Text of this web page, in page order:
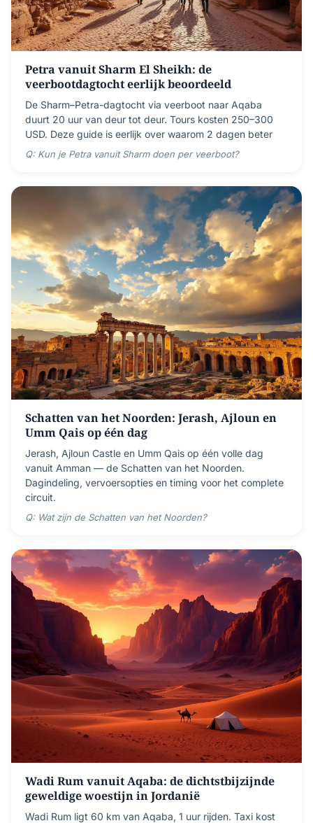
Petra vanuit Sharm El Sheikh: de
veerbootdagtocht eerlijk beoordeeld
De Sharm–Petra-dagtocht via veerboot naar Aqaba
duurt 20 uur van deur tot deur. Tours kosten 250–300
USD. Deze guide is eerlijk over waarom 2 dagen beter
Q: Kun je Petra vanuit Sharm doen per veerboot?
Schatten van het Noorden: Jerash, Ajloun en
Umm Qais op één dag
Jerash, Ajloun Castle en Umm Qais op één volle dag
vanuit Amman — de Schatten van het Noorden.
Dagindeling, vervoersopties en timing voor het complete
circuit.
Q: Wat zijn de Schatten van het Noorden?
Wadi Rum vanuit Aqaba: de dichtstbijzijnde
geweldige woestijn in Jordanië
Wadi Rum ligt 60 km van Aqaba, 1 uur rijden. Taxi kost